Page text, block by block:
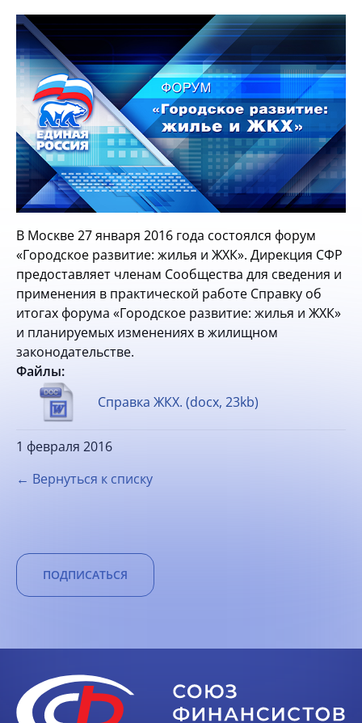
В Москве 27 января 2016 года состоялся форум
«Городское развитие: жилья и ЖХК». Дирекция СФР
предоставляет членам Сообщества для сведения и
применения в практической работе Справку об
итогах форума «Городское развитие: жилья и ЖХК»
и планируемых изменениях в жилищном
законодательстве.
Файлы:
Справка ЖКХ. (docx, 23kb)
1 февраля 2016
← Вернуться к списку
ПОДПИСАТЬСЯ